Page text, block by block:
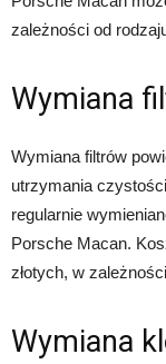
zależności od
Wymiana
Wymiana filtrów
utrzymania
regularnie
Porsche Macan.
złotych, w
Wymiana